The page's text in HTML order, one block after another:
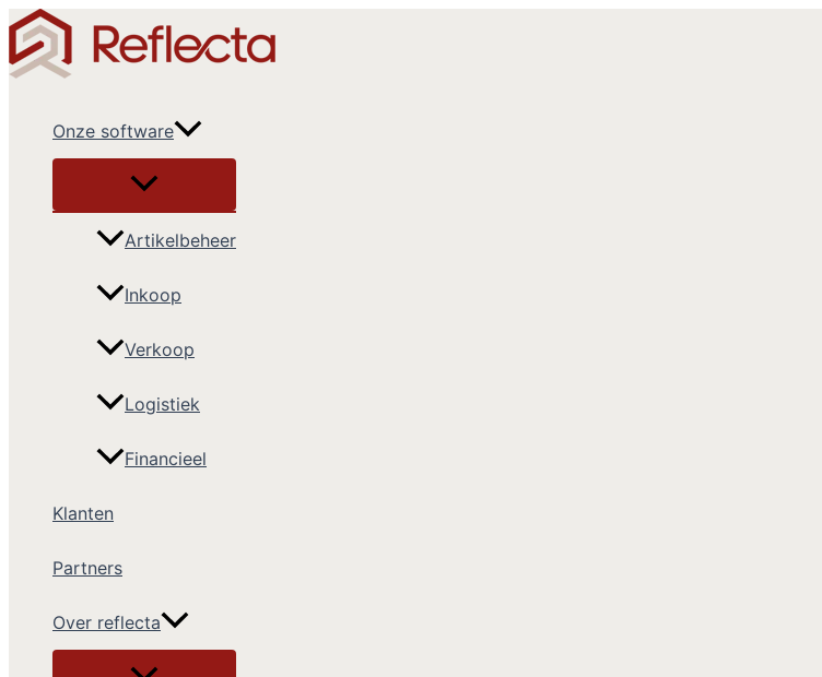
Ga
naar
de
Onze software
Artikelbeheer
Inkoop
Verkoop
Logistiek
Financieel
Klanten
Partners
Over reflecta